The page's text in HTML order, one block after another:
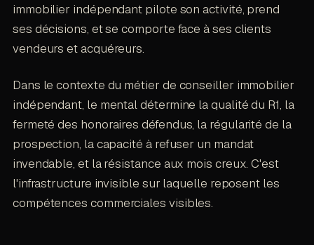
immobilier indépendant pilote son activité, prend
ses décisions, et se comporte face à ses clients
vendeurs et acquéreurs.
Dans le contexte du métier de conseiller immobilier
indépendant, le mental détermine la qualité du R1, la
fermeté des honoraires défendus, la régularité de la
prospection, la capacité à refuser un mandat
invendable, et la résistance aux mois creux. C'est
l'infrastructure invisible sur laquelle reposent les
compétences commerciales visibles.